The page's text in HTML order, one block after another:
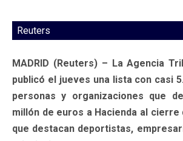
Reuters
MADRID (Reuters) – La Agencia
publicó el jueves una lista con casi
personas y organizaciones que
millón de euros a Hacienda al cierre
que destacan deportistas,